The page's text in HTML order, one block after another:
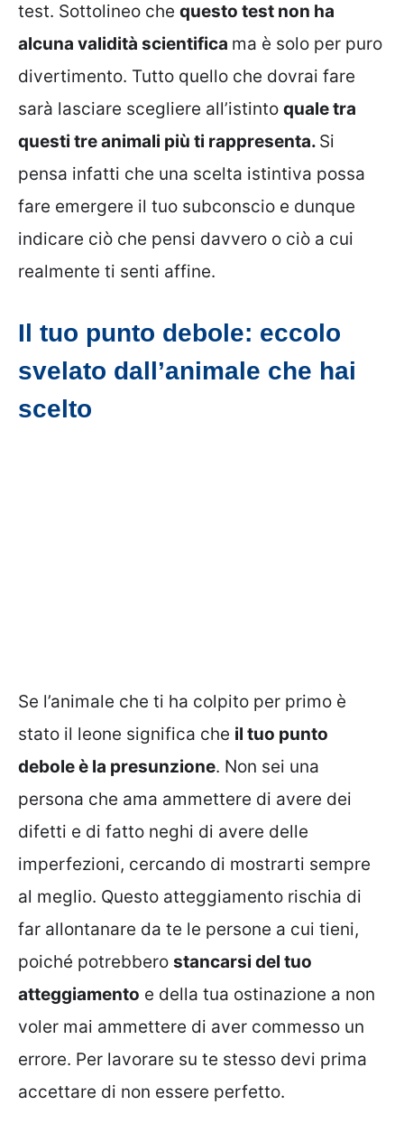
test. Sottolineo che questo test non ha
alcuna validità scientifica ma è solo per puro
divertimento. Tutto quello che dovrai fare
sarà lasciare scegliere all’istinto quale tra
questi tre animali più ti rappresenta. Si
pensa infatti che una scelta istintiva possa
fare emergere il tuo subconscio e dunque
indicare ciò che pensi davvero o ciò a cui
realmente ti senti affine.
Il tuo punto debole: eccolo
svelato dall’animale che hai
scelto
Se l’animale che ti ha colpito per primo è
stato il leone significa che il tuo punto
debole è la presunzione. Non sei una
persona che ama ammettere di avere dei
difetti e di fatto neghi di avere delle
imperfezioni, cercando di mostrarti sempre
al meglio. Questo atteggiamento rischia di
far allontanare da te le persone a cui tieni,
poiché potrebbero stancarsi del tuo
atteggiamento e della tua ostinazione a non
voler mai ammettere di aver commesso un
errore. Per lavorare su te stesso devi prima
accettare di non essere perfetto.